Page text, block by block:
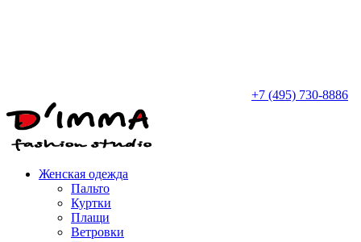
+7 (495) 730-8886
Женская одежда
Пальто
Куртки
Плащи
Ветровки